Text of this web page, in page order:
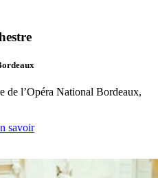
de l’Opéra National Bordeaux,
savoir